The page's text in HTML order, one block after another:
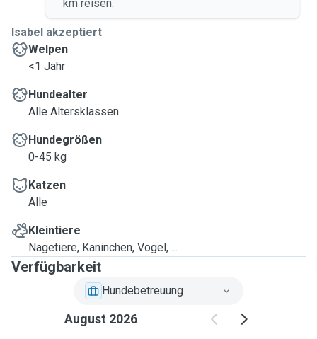
km reisen.
Isabel akzeptiert
Welpen
<1 Jahr
Hundealter
Alle Altersklassen
Hundegrößen
0-45 kg
Katzen
Alle
Kleintiere
Nagetiere, Kaninchen, Vögel, ...
Verfügbarkeit
Hundebetreuung
August 2026